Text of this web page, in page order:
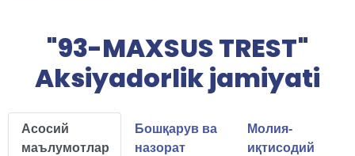
"93-MAXSUS TREST"
Aksiyadorlik jamiyati
Асосий
маълумотлар
Бошқарув ва
назорат
Молия-
иқтисодий